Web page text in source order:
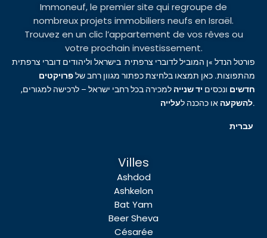
Immoneuf, le premier site qui regroupe de
nombreux projets immobiliers neufs en Israël.
Trouvez en un clic l’appartement de vos rêves ou
votre prochain investissement.
פורטל הנדל »ן המוביל לדוברי צרפתית בישראל וליהודים דוברי צרפתית
מהתפוצות. כאן תמצאו בלחיצת כפתור מגוון רחב שלפרויקטים
חדשים ונכסים יד שנייה למכירה בכל רחבי ישראל – לרכישה למגורים,
להשקעה או כהכנה לעלייה .
Villes
Ashdod
Ashkelon
Bat Yam
Beer Sheva
Césarée